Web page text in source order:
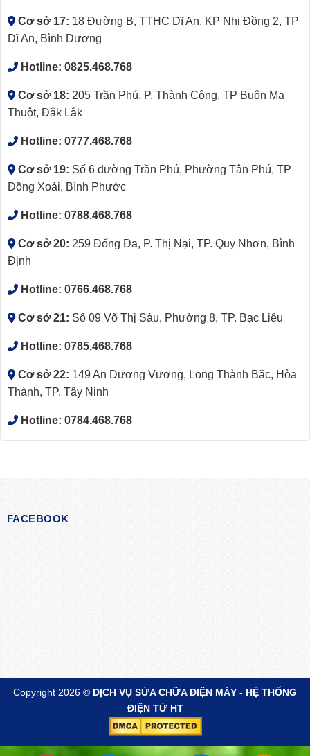
Cơ sở 17: 18 Đường B, TTHC Dĩ An, KP Nhị Đồng 2, TP
Dĩ An, Bình Dương
Hotline: 0825.468.768
Cơ sở 18: 205 Trần Phú, P. Thành Công, TP Buôn Ma
Thuột, Đắk Lắk
Hotline: 0777.468.768
Cơ sở 19: Số 6 đường Trần Phú, Phường Tân Phú, TP
Đồng Xoài, Bình Phước
Hotline: 0788.468.768
Cơ sở 20: 259 Đống Đa, P. Thị Nại, TP. Quy Nhơn, Bình
Định
Hotline: 0766.468.768
Cơ sở 21: Số 09 Võ Thị Sáu, Phường 8, TP. Bạc Liêu
Hotline: 0785.468.768
Cơ sở 22: 149 An Dương Vương, Long Thành Bắc, Hòa
Thành, TP. Tây Ninh
Hotline: 0784.468.768
FACEBOOK
Copyright 2026 © DỊCH VỤ SỬA CHỮA ĐIỆN MÁY - HỆ THỐNG
ĐIỆN TỬ HT